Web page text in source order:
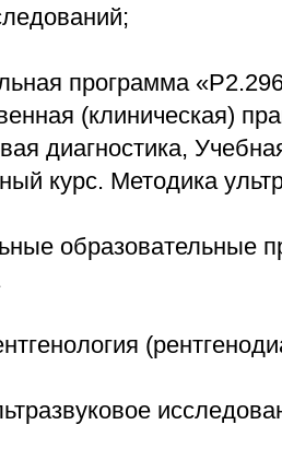
программа
(клиническая)
диагностика,
курс. Методика
образовательные